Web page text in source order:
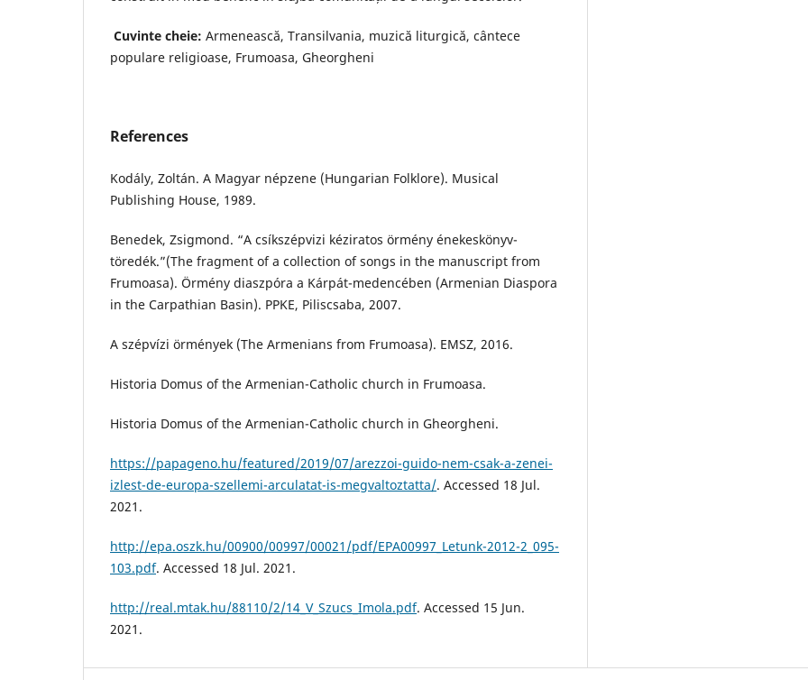
Cuvinte cheie: Armenească, Transilvania, muzică liturgică, cântece
populare religioase, Frumoasa, Gheorgheni
References
Kodály, Zoltán. A Magyar népzene (Hungarian Folklore). Musical
Publishing House, 1989.
Benedek, Zsigmond. “A csíkszépvizi kéziratos örmény énekeskönyv-
töredék.”(The fragment of a collection of songs in the manuscript from
Frumoasa). Örmény diaszpóra a Kárpát-medencében (Armenian Diaspora
in the Carpathian Basin). PPKE, Piliscsaba, 2007.
A szépvízi örmények (The Armenians from Frumoasa). EMSZ, 2016.
Historia Domus of the Armenian-Catholic church in Frumoasa.
Historia Domus of the Armenian-Catholic church in Gheorgheni.
https://papageno.hu/featured/2019/07/arezzoi-guido-nem-csak-a-zenei-
izlest-de-europa-szellemi-arculatat-is-megvaltoztatta/. Accessed 18 Jul.
2021.
http://epa.oszk.hu/00900/00997/00021/pdf/EPA00997_Letunk-2012-2_095-
103.pdf. Accessed 18 Jul. 2021.
http://real.mtak.hu/88110/2/14_V_Szucs_Imola.pdf. Accessed 15 Jun.
2021.